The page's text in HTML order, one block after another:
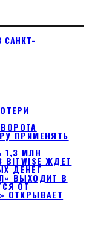
САНКТ-
ПРИМЕНЯТЬ
1,3 МЛН
ЖДЕТ
ДЕНЕГ
ВЫХОДИТ В
ОТ
ОТКРЫВАЕТ